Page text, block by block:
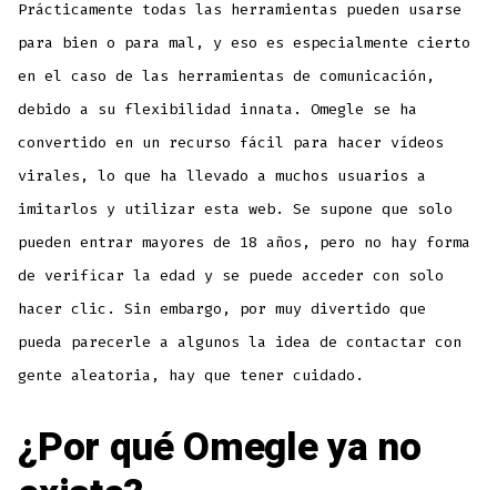
Prácticamente todas las herramientas pueden usarse
para bien o para mal, y eso es especialmente cierto
en el caso de las herramientas de comunicación,
debido a su flexibilidad innata. Omegle se ha
convertido en un recurso fácil para hacer vídeos
virales, lo que ha llevado a muchos usuarios a
imitarlos y utilizar esta web. Se supone que solo
pueden entrar mayores de 18 años, pero no hay forma
de verificar la edad y se puede acceder con solo
hacer clic. Sin embargo, por muy divertido que
pueda parecerle a algunos la idea de contactar con
gente aleatoria, hay que tener cuidado.
¿Por qué Omegle ya no